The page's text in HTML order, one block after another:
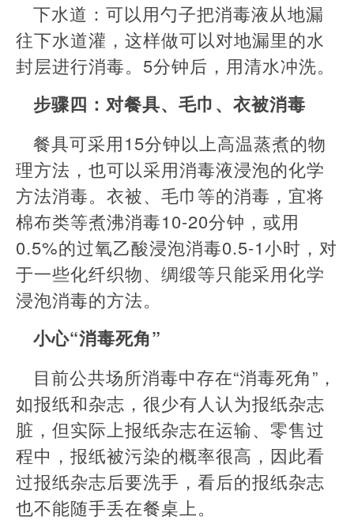
下水道：可以用勺子把消毒液从地漏
往下水道灌，这样做可以对地漏里的水
封层进行消毒。5分钟后，用清水冲洗。
步骤四：对餐具、毛巾、衣被消毒
餐具可采用15分钟以上高温蒸煮的物
理方法，也可以采用消毒液浸泡的化学
方法消毒。衣被、毛巾等的消毒，宜将
棉布类等煮沸消毒10-20分钟，或用
0.5%的过氧乙酸浸泡消毒0.5-1小时，对
于一些化纤织物、绸缎等只能采用化学
浸泡消毒的方法。
小心“消毒死角”
目前公共场所消毒中存在“消毒死角”，
如报纸和杂志，很少有人认为报纸杂志
脏，但实际上报纸杂志在运输、零售过
程中，报纸被污染的概率很高，因此看
过报纸杂志后要洗手，看后的报纸杂志
也不能随手丢在餐桌上。